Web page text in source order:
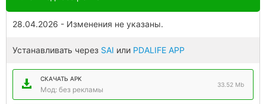
28.04.2026 - Изменения не указаны.
Устанавливать через SAI или PDALIFE APP
СКАЧАТЬ APK
Мод: без рекламы
33.52 Mb